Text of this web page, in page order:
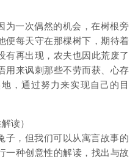
为一次偶然的机会，在树根旁
便每天守在那棵树下，期待着
有再出现，农夫也因此荒废了
用来讽刺那些不劳而获、心存
，通过努力来实现自己的目
读）
子，但我们可以从寓言故事的
一种创意性的解读，找出与故